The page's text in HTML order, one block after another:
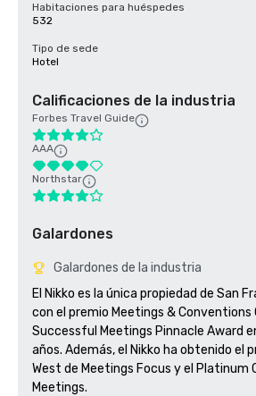
Habitaciones para huéspedes
532
Tipo de sede
Hotel
Calificaciones de la industria
Forbes Travel Guide
AAA
Northstar
Galardones
Galardones de la industria
El Nikko es la única propiedad de San
con el premio Meetings & Conventions
Successful Meetings Pinnacle Award
años. Además, el Nikko ha obtenido el
West de Meetings Focus y el Platinum
Meetings.